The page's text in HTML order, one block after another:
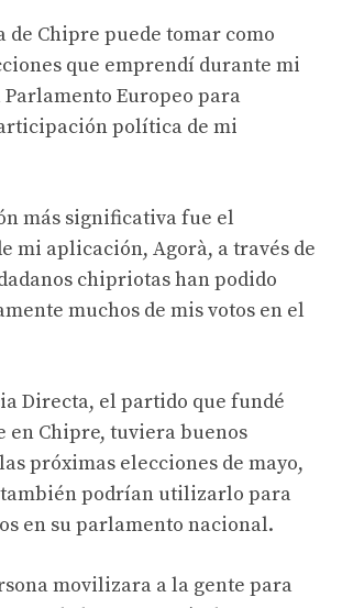
de Chipre puede tomar como
que emprendí durante mi
Europeo para
política de mi
más significativa fue el
mi aplicación, Agorà, a través de
chipriotas han podido
muchos de mis votos en el
Directa, el partido que fundé
en Chipre, tuviera buenos
próximas elecciones de mayo,
podrían utilizarlo para
en su parlamento nacional.
movilizara a la gente para